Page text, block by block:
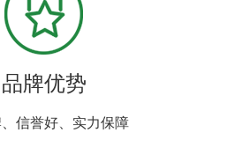
品牌优势
信誉好、实力保障